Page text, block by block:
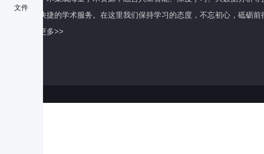
文件
全面快捷的学术服务。在这里我们保持学习的态度，不忘初心，砥砺前
了解更多>>